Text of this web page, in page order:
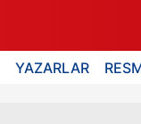
YAZARLAR